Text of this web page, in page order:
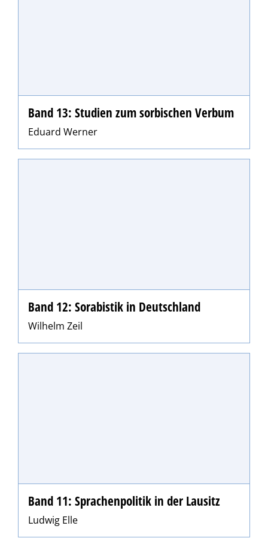
Band 13: Studien zum sorbischen Verbum
Eduard Werner
Band 12: Sorabistik in Deutschland
Wilhelm Zeil
Band 11: Sprachenpolitik in der Lausitz
Ludwig Elle